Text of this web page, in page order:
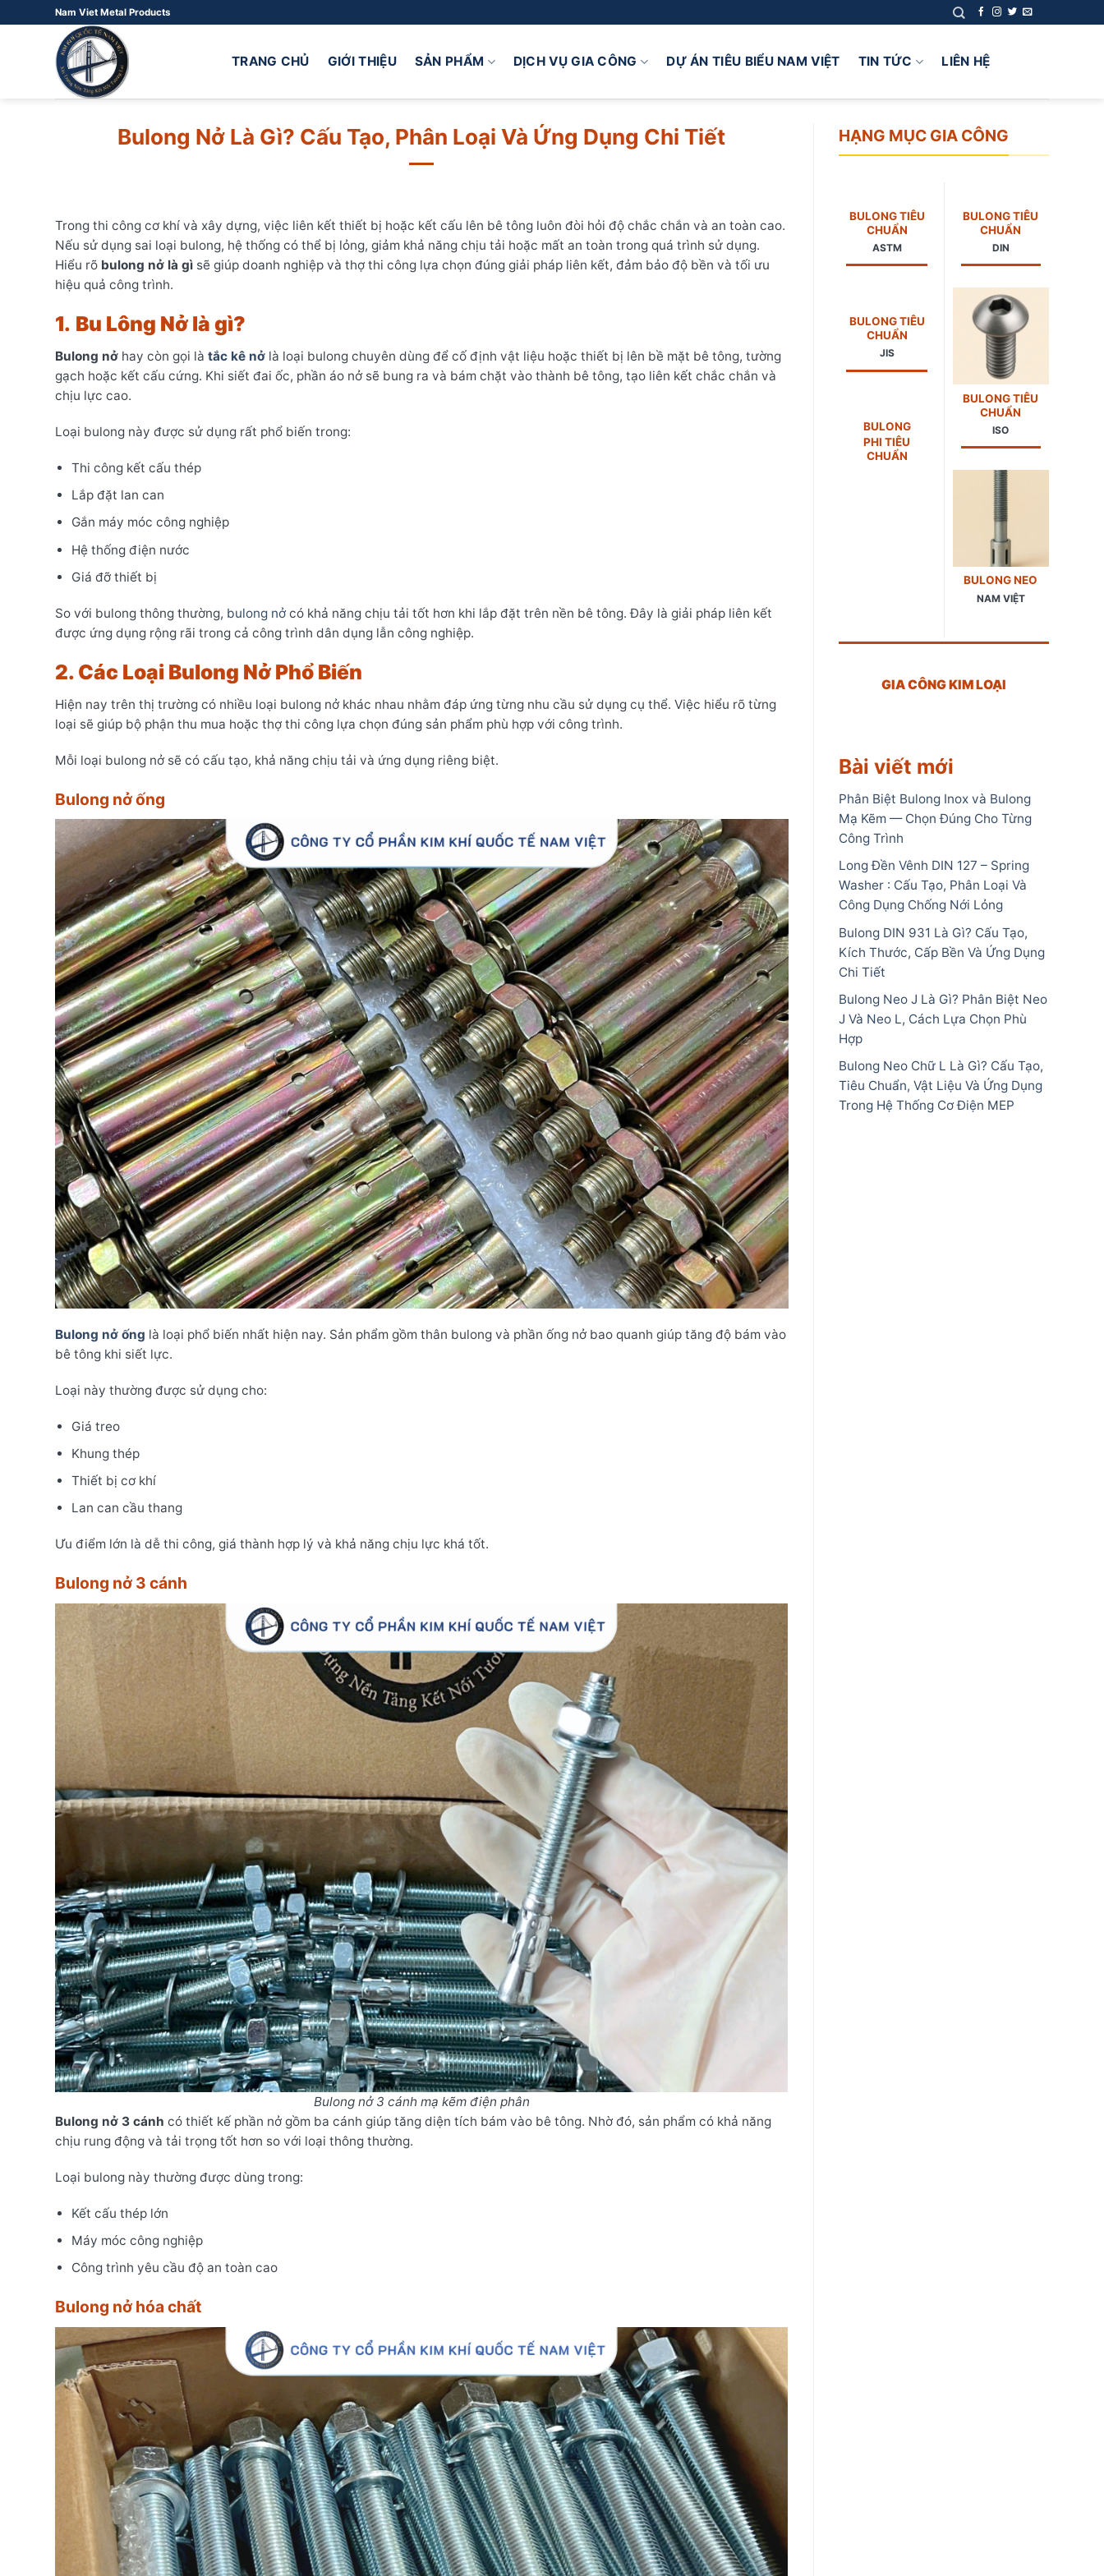
qua
Nam Viet Metal Products
TRANG CHỦ GIỚI THIỆU SẢN PHẨM DỊCH VỤ GIA CÔNG DỰ ÁN TIÊU BIỂU NAM VIỆT TIN TỨC LIÊN HỆ
Bulong Nở Là Gì? Cấu Tạo, Phân Loại Và Ứng Dụng Chi Tiết
Trong thi công cơ khí và xây dựng, việc liên kết thiết bị hoặc kết cấu lên bê tông luôn đòi hỏi độ chắc chắn và an toàn cao.
Nếu sử dụng sai loại bulong, hệ thống có thể bị lỏng, giảm khả năng chịu tải hoặc mất an toàn trong quá trình sử dụng.
Hiểu rõ bulong nở là gì sẽ giúp doanh nghiệp và thợ thi công lựa chọn đúng giải pháp liên kết, đảm bảo độ bền và tối ưu
hiệu quả công trình.
1. Bu Lông Nở là gì?
Bulong nở hay còn gọi là tắc kê nở là loại bulong chuyên dùng để cố định vật liệu hoặc thiết bị lên bề mặt bê tông, tường
gạch hoặc kết cấu cứng. Khi siết đai ốc, phần áo nở sẽ bung ra và bám chặt vào thành bê tông, tạo liên kết chắc chắn và
chịu lực cao.
Loại bulong này được sử dụng rất phổ biến trong:
Thi công kết cấu thép
Lắp đặt lan can
Gắn máy móc công nghiệp
Hệ thống điện nước
Giá đỡ thiết bị
So với bulong thông thường, bulong nở có khả năng chịu tải tốt hơn khi lắp đặt trên nền bê tông. Đây là giải pháp liên kết
được ứng dụng rộng rãi trong cả công trình dân dụng lẫn công nghiệp.
2. Các Loại Bulong Nở Phổ Biến
Hiện nay trên thị trường có nhiều loại bulong nở khác nhau nhằm đáp ứng từng nhu cầu sử dụng cụ thể. Việc hiểu rõ từng
loại sẽ giúp bộ phận thu mua hoặc thợ thi công lựa chọn đúng sản phẩm phù hợp với công trình.
Mỗi loại bulong nở sẽ có cấu tạo, khả năng chịu tải và ứng dụng riêng biệt.
Bulong nở ống
Bulong nở ống là loại phổ biến nhất hiện nay. Sản phẩm gồm thân bulong và phần ống nở bao quanh giúp tăng độ bám vào
bê tông khi siết lực.
Loại này thường được sử dụng cho:
Giá treo
Khung thép
Thiết bị cơ khí
Lan can cầu thang
Ưu điểm lớn là dễ thi công, giá thành hợp lý và khả năng chịu lực khá tốt.
Bulong nở 3 cánh
Bulong nở 3 cánh mạ kẽm điện phân
Bulong nở 3 cánh có thiết kế phần nở gồm ba cánh giúp tăng diện tích bám vào bê tông. Nhờ đó, sản phẩm có khả năng
chịu rung động và tải trọng tốt hơn so với loại thông thường.
Loại bulong này thường được dùng trong:
Kết cấu thép lớn
Máy móc công nghiệp
Công trình yêu cầu độ an toàn cao
Bulong nở hóa chất
HẠNG MỤC GIA CÔNG
BULONG TIÊU
CHUẨN
ASTM
BULONG TIÊU
CHUẨN
JIS
BULONG
PHI TIÊU
CHUẨN
BULONG TIÊU
CHUẨN
DIN
BULONG TIÊU
CHUẨN
ISO
BULONG NEO
NAM VIỆT
GIA CÔNG KIM LOẠI
Bài viết mới
Phân Biệt Bulong Inox và Bulong
Mạ Kẽm — Chọn Đúng Cho Từng
Công Trình
Long Đền Vênh DIN 127 – Spring
Washer : Cấu Tạo, Phân Loại Và
Công Dụng Chống Nới Lỏng
Bulong DIN 931 Là Gì? Cấu Tạo,
Kích Thước, Cấp Bền Và Ứng Dụng
Chi Tiết
Bulong Neo J Là Gì? Phân Biệt Neo
J Và Neo L, Cách Lựa Chọn Phù
Hợp
Bulong Neo Chữ L Là Gì? Cấu Tạo,
Tiêu Chuẩn, Vật Liệu Và Ứng Dụng
Trong Hệ Thống Cơ Điện MEP